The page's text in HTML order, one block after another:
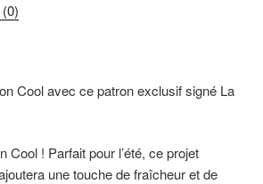
Cool avec ce patron exclusif signé La
Cool ! Parfait pour l’été, ce projet
une touche de fraîcheur et de